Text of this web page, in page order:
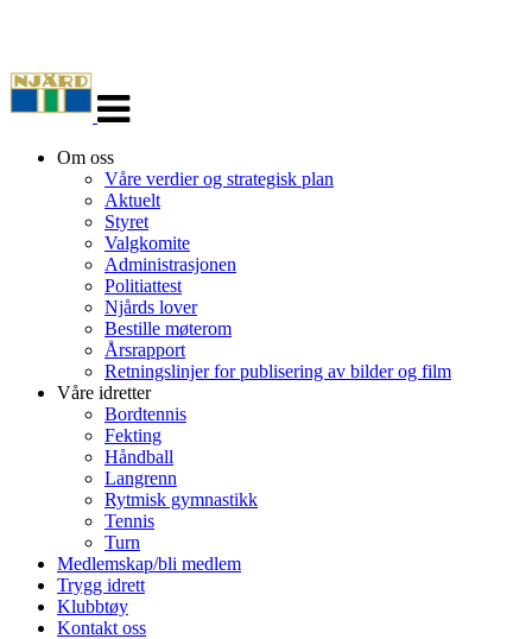
navigasjon
Om oss
Våre verdier og strategisk plan
Aktuelt
Styret
Valgkomite
Administrasjonen
Politiattest
Njårds lover
Bestille møterom
Årsrapport
Retningslinjer for publisering av bilder og film
Våre idretter
Bordtennis
Fekting
Håndball
Langrenn
Rytmisk gymnastikk
Tennis
Turn
Medlemskap/bli medlem
Trygg idrett
Klubbtøy
Kontakt oss